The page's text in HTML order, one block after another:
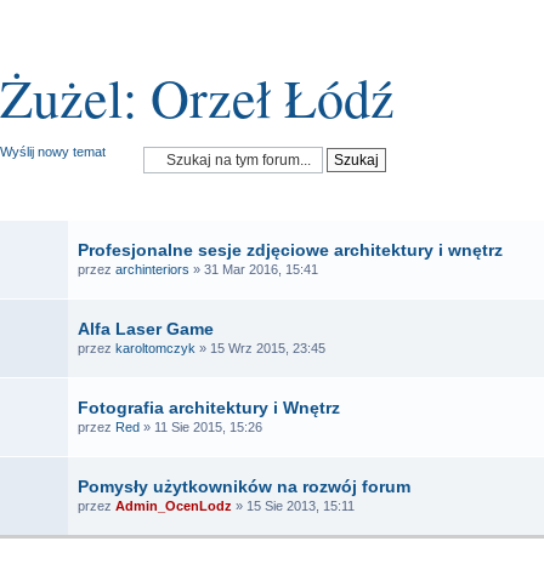
Żużel: Orzeł Łódź
Wyślij nowy temat
Profesjonalne sesje zdjęciowe architektury i wnętrz
przez archinteriors » 31 Mar 2016, 15:41
Alfa Laser Game
przez karoltomczyk » 15 Wrz 2015, 23:45
Fotografia architektury i Wnętrz
przez Red » 11 Sie 2015, 15:26
Pomysły użytkowników na rozwój forum
przez Admin_OcenLodz » 15 Sie 2013, 15:11